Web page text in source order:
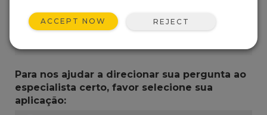
Para nos ajudar a direcionar sua pergunta ao
especialista certo, favor selecione sua
aplicação:
ACCEPT NOW REJECT